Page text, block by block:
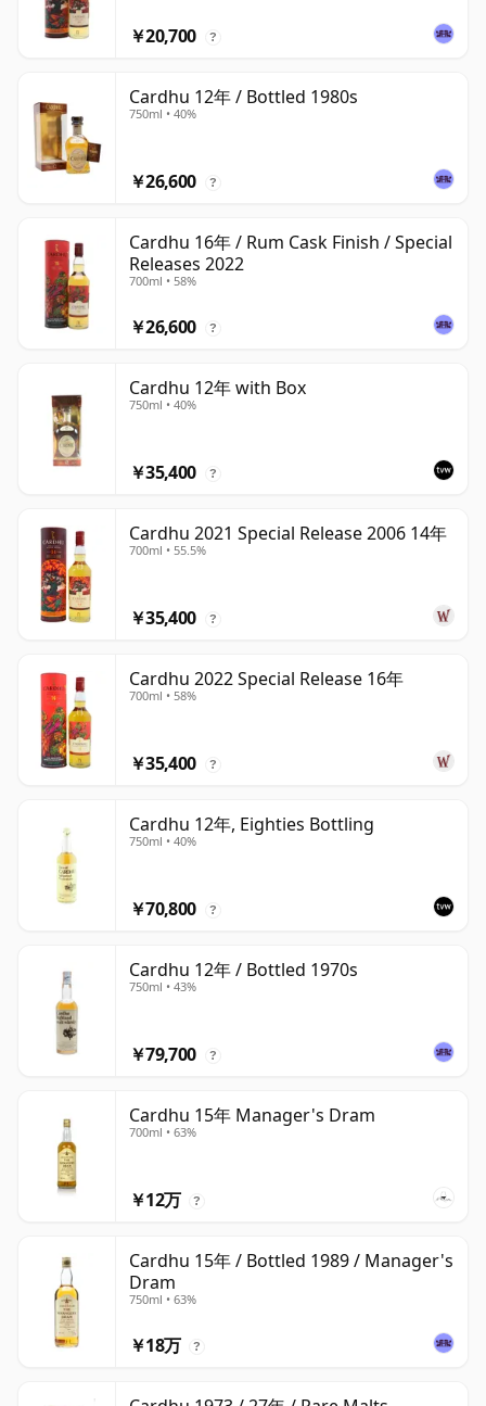
￥20,700 ?
Cardhu 12年 / Bottled 1980s
750ml • 40%
￥26,600 ?
Cardhu 16年 / Rum Cask Finish / Special
Releases 2022
700ml • 58%
￥26,600 ?
Cardhu 12年 with Box
750ml • 40%
￥35,400 ?
Cardhu 2021 Special Release 2006 14年
700ml • 55.5%
￥35,400 ?
Cardhu 2022 Special Release 16年
700ml • 58%
￥35,400 ?
Cardhu 12年, Eighties Bottling
750ml • 40%
￥70,800 ?
Cardhu 12年 / Bottled 1970s
750ml • 43%
￥79,700 ?
Cardhu 15年 Manager's Dram
700ml • 63%
￥12万 ?
Cardhu 15年 / Bottled 1989 / Manager's
Dram
750ml • 63%
￥18万 ?